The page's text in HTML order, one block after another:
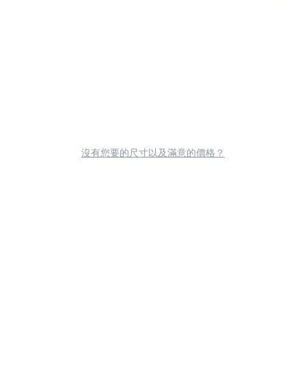
沒有您要的尺寸以及滿意的價格？